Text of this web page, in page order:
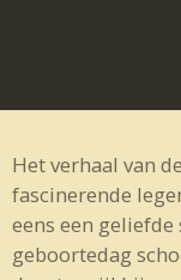
Het verhaal van
fascinerende
eens een
geboortedag